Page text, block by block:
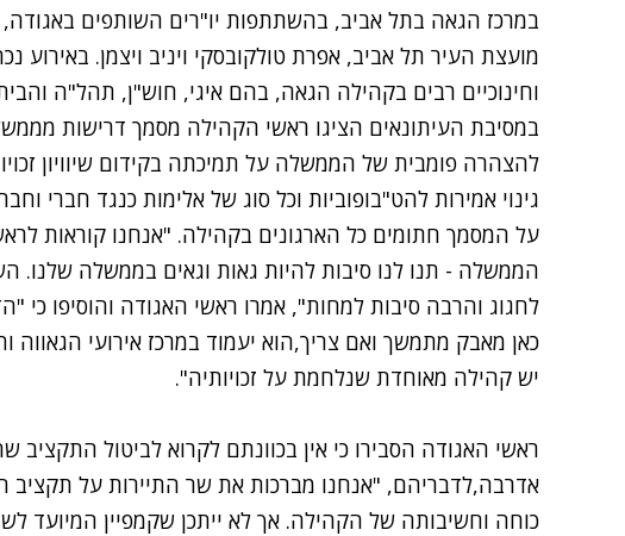
במרכז הגאה בתל אביב, בהשתתפות יו"רים השותפים באגודה,
מועצת העיר תל אביב, אפרת טולקובסקי ויניב ויצמן. באירוע
וחינוכיים רבים בקהילה הגאה, בהם איגי, חוש"ן, תהל"ה
במסיבת העיתונאים הציגו ראשי הקהילה מסמך דרישות
להצהרה פומבית של הממשלה על תמיכתה בקידום שיוויון
גינוי אמירות להט"בופוביות וכל סוג של אלימות כנגד חברי
על המסמך חתומים כל הארגונים בקהילה. "אנחנו קוראות
הממשלה - תנו לנו סיבות להיות גאות וגאים בממשלה שלנו.
לחגוג והרבה סיבות למחות", אמרו ראשי האגודה והוסיפו כי
כאן מאבק מתמשך ואם צריך,הוא יעמוד במרכז אירועי הגאווה
יש קהילה מאוחדת שנלחמת על זכויותיה".
ראשי האגודה הסבירו כי אין בכוונתם לקרוא לביטול התקציב
אדרבה,לדבריהם, "אנחנו מברכות את שר התיירות על תקציב
כוחה וחשיבותה של הקהילה. אך לא ייתכן שקמפיין המיועד